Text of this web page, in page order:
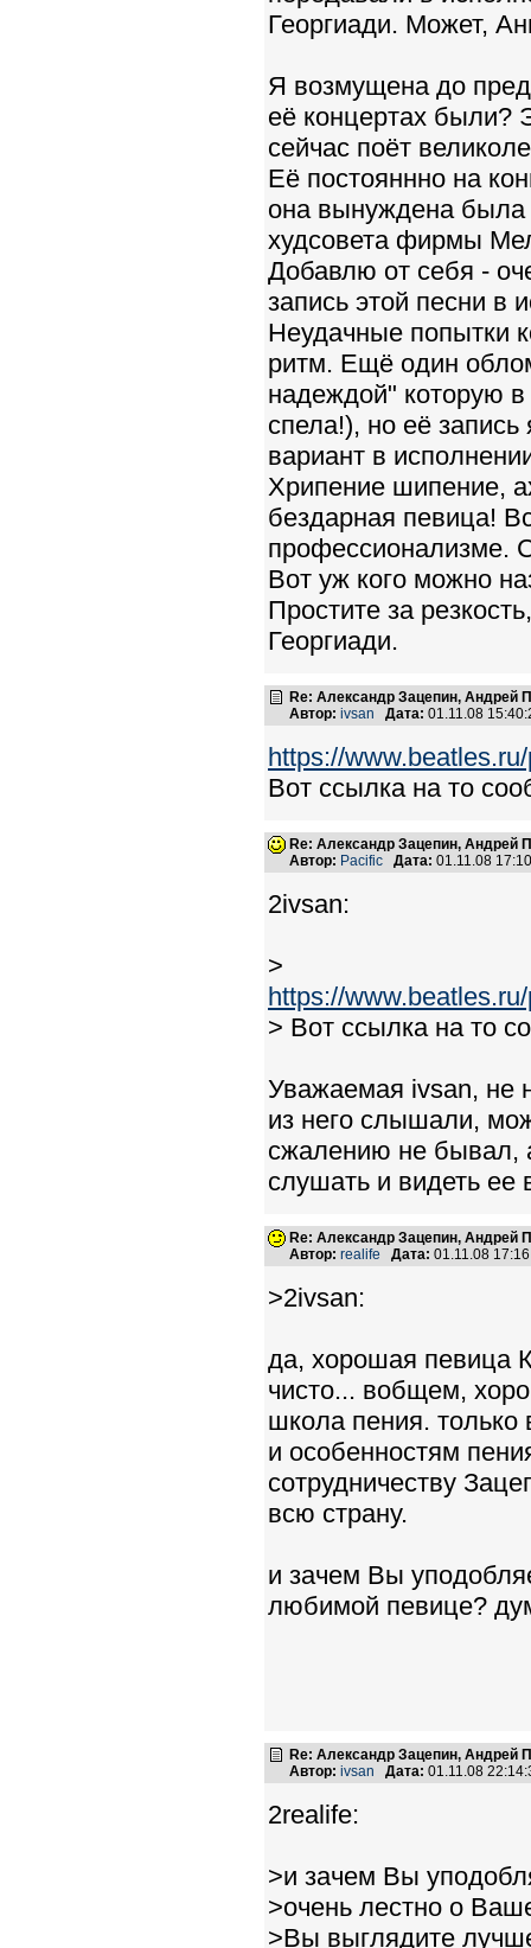
Георгиади. Может,
Я возмущена до
её концертах были?
сейчас поёт
Её постояннно на
она вынуждена была
худсовета фирмы
Добавлю от себя -
запись этой песни в
Неудачные попытки
ритм. Ещё один
надеждой" которую
спела!), но её
вариант в
Хрипение шипение,
бездарная певица!
профессионализме.
Вот уж кого можно
Простите за
Георгиади.
Re: Александр Зацепин, Андрей
Автор: ivsan Дата: 01.11.08
https://
Вот ссылка на то
Re: Александр Зацепин, Андрей
Автор: Pacific Дата: 01.11.08
2ivsan:
>
https://
> Вот ссылка на то
Уважаемая ivsan, не
из него слышали,
сжалению не бывал,
слушать и видеть ее
Re: Александр Зацепин, Андрей
Автор: realife Дата: 01.11.08
>2ivsan:
да, хорошая певица
чисто... вобщем,
школа пения. только
и особенностям
сотрудничеству
всю страну.
и зачем Вы
любимой певице?
Re: Александр Зацепин, Андрей
Автор: ivsan Дата: 01.11.08
2realife:
>и зачем Вы
>очень лестно о
>Вы выглядите